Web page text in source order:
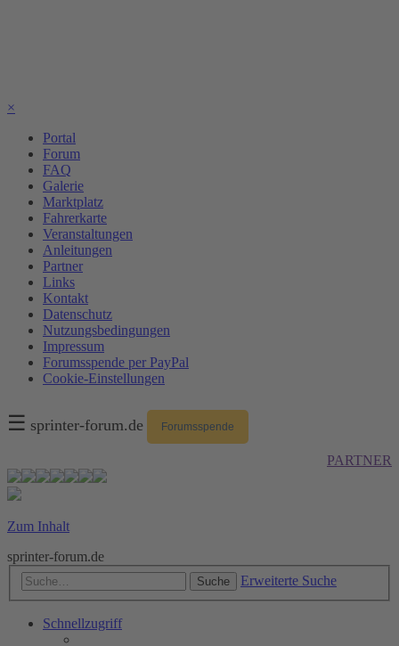
×
Portal
Forum
FAQ
Galerie
Marktplatz
Fahrerkarte
Veranstaltungen
Anleitungen
Partner
Links
Kontakt
Datenschutz
Nutzungsbedingungen
Impressum
Forumsspende per PayPal
Cookie-Einstellungen
☰ sprinter-forum.de Forumsspende
PARTNER
Zum Inhalt
sprinter-forum.de
Suche Erweiterte Suche
Schnellzugriff